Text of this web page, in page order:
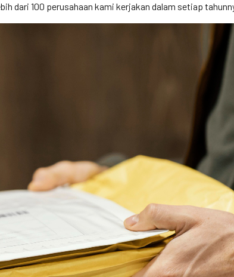
dari 100 perusahaan kami kerjakan dalam setiap